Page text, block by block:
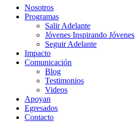
Nosotros
Programas
Salir Adelante
Jóvenes Inspirando Jóvenes
Seguir Adelante
Impacto
Comunicación
Blog
Testimonios
Videos
Apoyan
Egresados
Contacto